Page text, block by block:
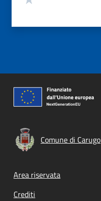
Comune di Carugo
Footer menu
Area riservata
Crediti